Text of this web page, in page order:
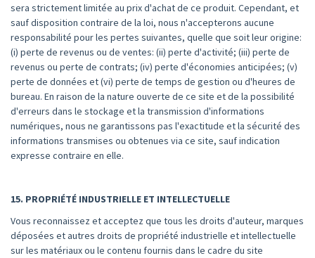
sera strictement limitée au prix d'achat de ce produit. Cependant, et
sauf disposition contraire de la loi, nous n'accepterons aucune
responsabilité pour les pertes suivantes, quelle que soit leur origine:
(i) perte de revenus ou de ventes: (ii) perte d'activité; (iii) perte de
revenus ou perte de contrats; (iv) perte d'économies anticipées; (v)
perte de données et (vi) perte de temps de gestion ou d'heures de
bureau. En raison de la nature ouverte de ce site et de la possibilité
d'erreurs dans le stockage et la transmission d'informations
numériques, nous ne garantissons pas l'exactitude et la sécurité des
informations transmises ou obtenues via ce site, sauf indication
expresse contraire en elle.
15. PROPRIÉTÉ INDUSTRIELLE ET INTELLECTUELLE
Vous reconnaissez et acceptez que tous les droits d'auteur, marques
déposées et autres droits de propriété industrielle et intellectuelle
sur les matériaux ou le contenu fournis dans le cadre du site